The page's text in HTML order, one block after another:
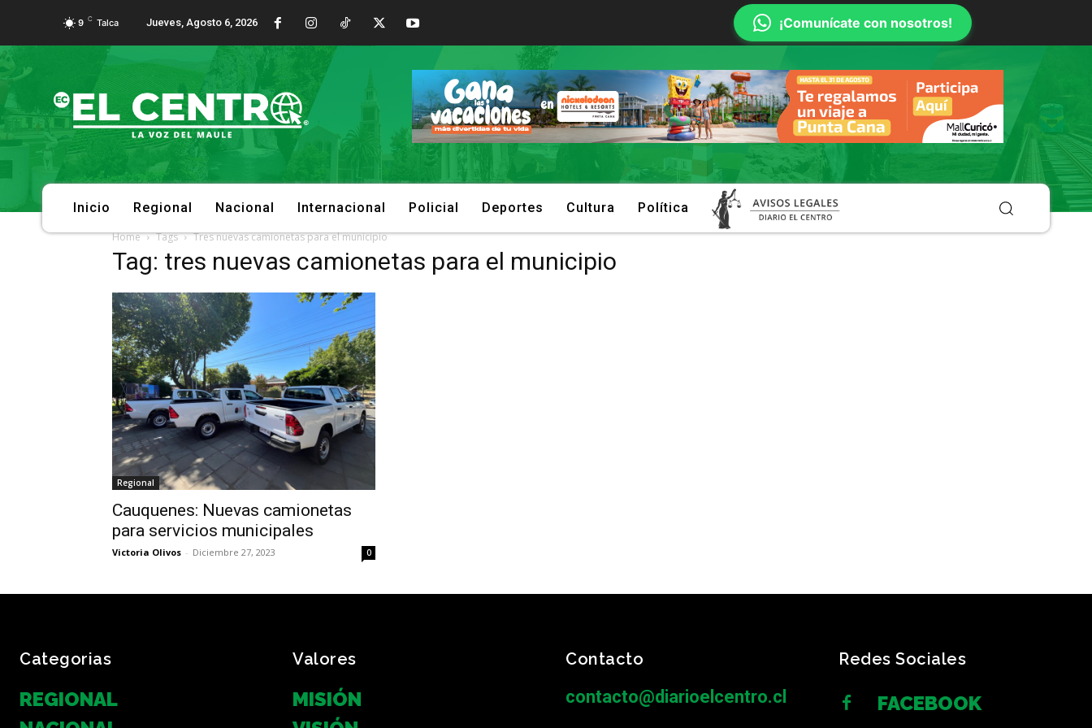
9 C Talca Jueves, Agosto 6, 2026 ¡Comunícate con nosotros!
Inicio Regional Nacional Internacional Policial Deportes Cultura Política
Home Tags Tres nuevas camionetas para el municipio
Tag: tres nuevas camionetas para el municipio
Regional
Cauquenes: Nuevas camionetas
para servicios municipales
Victoria Olivos - Diciembre 27, 2023 0
Categorias
REGIONAL
Valores
MISIÓN
Contacto
contacto@diarioelcentro.cl
Redes Sociales
FACEBOOK